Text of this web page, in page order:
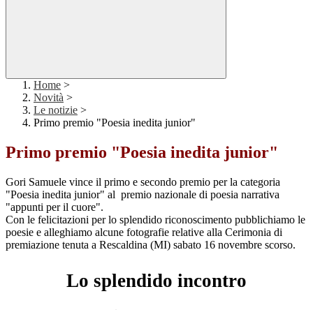
Home >
Novità >
Le notizie >
Primo premio "Poesia inedita junior"
Primo premio "Poesia inedita junior"
Gori Samuele vince il primo e secondo premio per la categoria
"Poesia inedita junior" al premio nazionale di poesia narrativa
"appunti per il cuore".
Con le felicitazioni per lo splendido riconoscimento pubblichiamo le
poesie e alleghiamo alcune fotografie relative alla Cerimonia di
premiazione tenuta a Rescaldina (MI) sabato 16 novembre scorso.
Lo splendido incontro